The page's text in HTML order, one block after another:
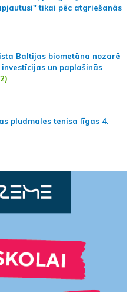
tikai pēc atgriešanās
Baltijas biometāna nozarē
un paplašinās
pludmales tenisa līgas 4.